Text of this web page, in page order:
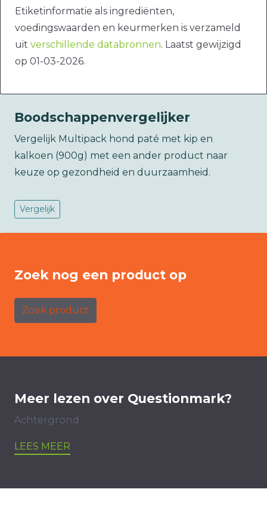
Etiketinformatie als ingrediënten,
voedingswaarden en keurmerken is verzameld
uit verschillende databronnen. Laatst gewijzigd
op 01-03-2026.
Boodschappenvergelijker
Vergelijk Multipack hond paté met kip en
kalkoen (900g) met een ander product naar
keuze op gezondheid en duurzaamheid.
Vergelijk
Zoek nog een product op
Zoek product
Meer lezen over Questionmark?
Achtergrond
LEES MEER